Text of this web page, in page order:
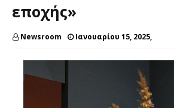
εποχής»
Newsroom Ιανουαρίου 15, 2025,